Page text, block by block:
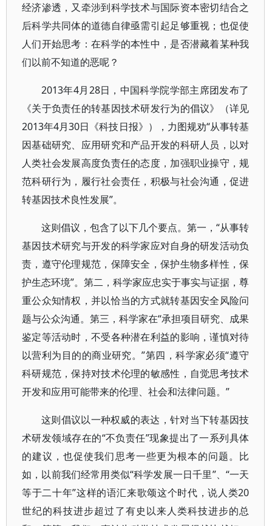
经济渗透，又牵涉到科学技术与国际资本密切结合之
后科学共同体的道德自律亟需引起足够重视；也促使
人们开始思考：在科学的本性中，是否潜藏着某种我
们以前不知道的恶呢？
2013年4月28日，中国科学院学部主席团发布了
《关于负责任的转基因技术研发行为的倡议》（详见
2013年4月30日《科技日报》），力图规劝“从事转基
因基础研究、应用研究和产品开发的科研人员，以对
人类社会发展高度负责任的态度，加强职业操守，规
范科研行为，履行社会责任，积极与社会沟通，促进
转基因技术良性发展”。
这则倡议，包含了以下几个要点。第一，“从事转
基因技术研究与开发的科学家应对自身的研发活动负
责，遵守伦理规范，保障安全，保护生物多样性，保
护生态环境”。第二，科学家应忠实于事实与证据，尊
重公众知情权，并以恰当的方式就转基因安全风险问
题与公众沟通。第三，科学家在“承担项目研究、成果
鉴定等活动时，不受各种潜在利益的影响，谨慎对待
以营利为目的的商业研究。”第四，科学家必须“遵守
科研规范，保持对技术伦理的敏感性，自觉思考技术
开发和应用可能带来的伦理、社会和法律问题。”
这则倡议以一种权威的表达，针对当下转基因技
术研发领域存在的“不负责任”现象提出了一系列具体
的建议，也促使我们思考一些更为根本的问题。比
如，以前我们经常用类似“科学发展一日千里”、“一天
等于二十年”这样的语汇来歌颂这个时代，说人类20
世纪的科技进步超过了有史以来人类科技进步的总